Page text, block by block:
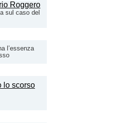
sul caso del
l’essenza